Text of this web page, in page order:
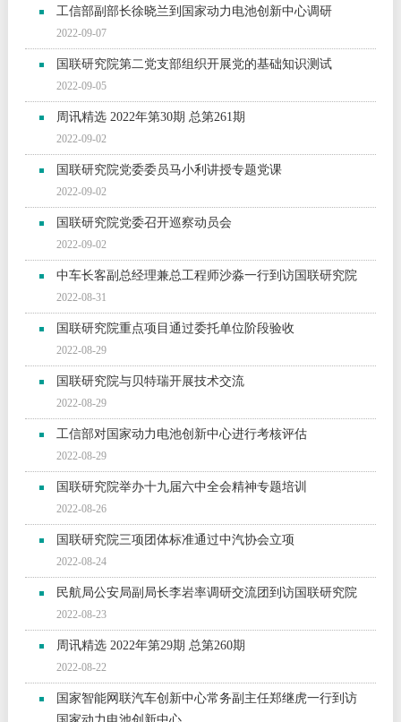
工信部副部长徐晓兰到国家动力电池创新中心调研
2022-09-07
国联研究院第二党支部组织开展党的基础知识测试
2022-09-05
周讯精选 2022年第30期 总第261期
2022-09-02
国联研究院党委委员马小利讲授专题党课
2022-09-02
国联研究院党委召开巡察动员会
2022-09-02
中车长客副总经理兼总工程师沙淼一行到访国联研究院
2022-08-31
国联研究院重点项目通过委托单位阶段验收
2022-08-29
国联研究院与贝特瑞开展技术交流
2022-08-29
工信部对国家动力电池创新中心进行考核评估
2022-08-29
国联研究院举办十九届六中全会精神专题培训
2022-08-26
国联研究院三项团体标准通过中汽协会立项
2022-08-24
民航局公安局副局长李岩率调研交流团到访国联研究院
2022-08-23
周讯精选 2022年第29期 总第260期
2022-08-22
国家智能网联汽车创新中心常务副主任郑继虎一行到访